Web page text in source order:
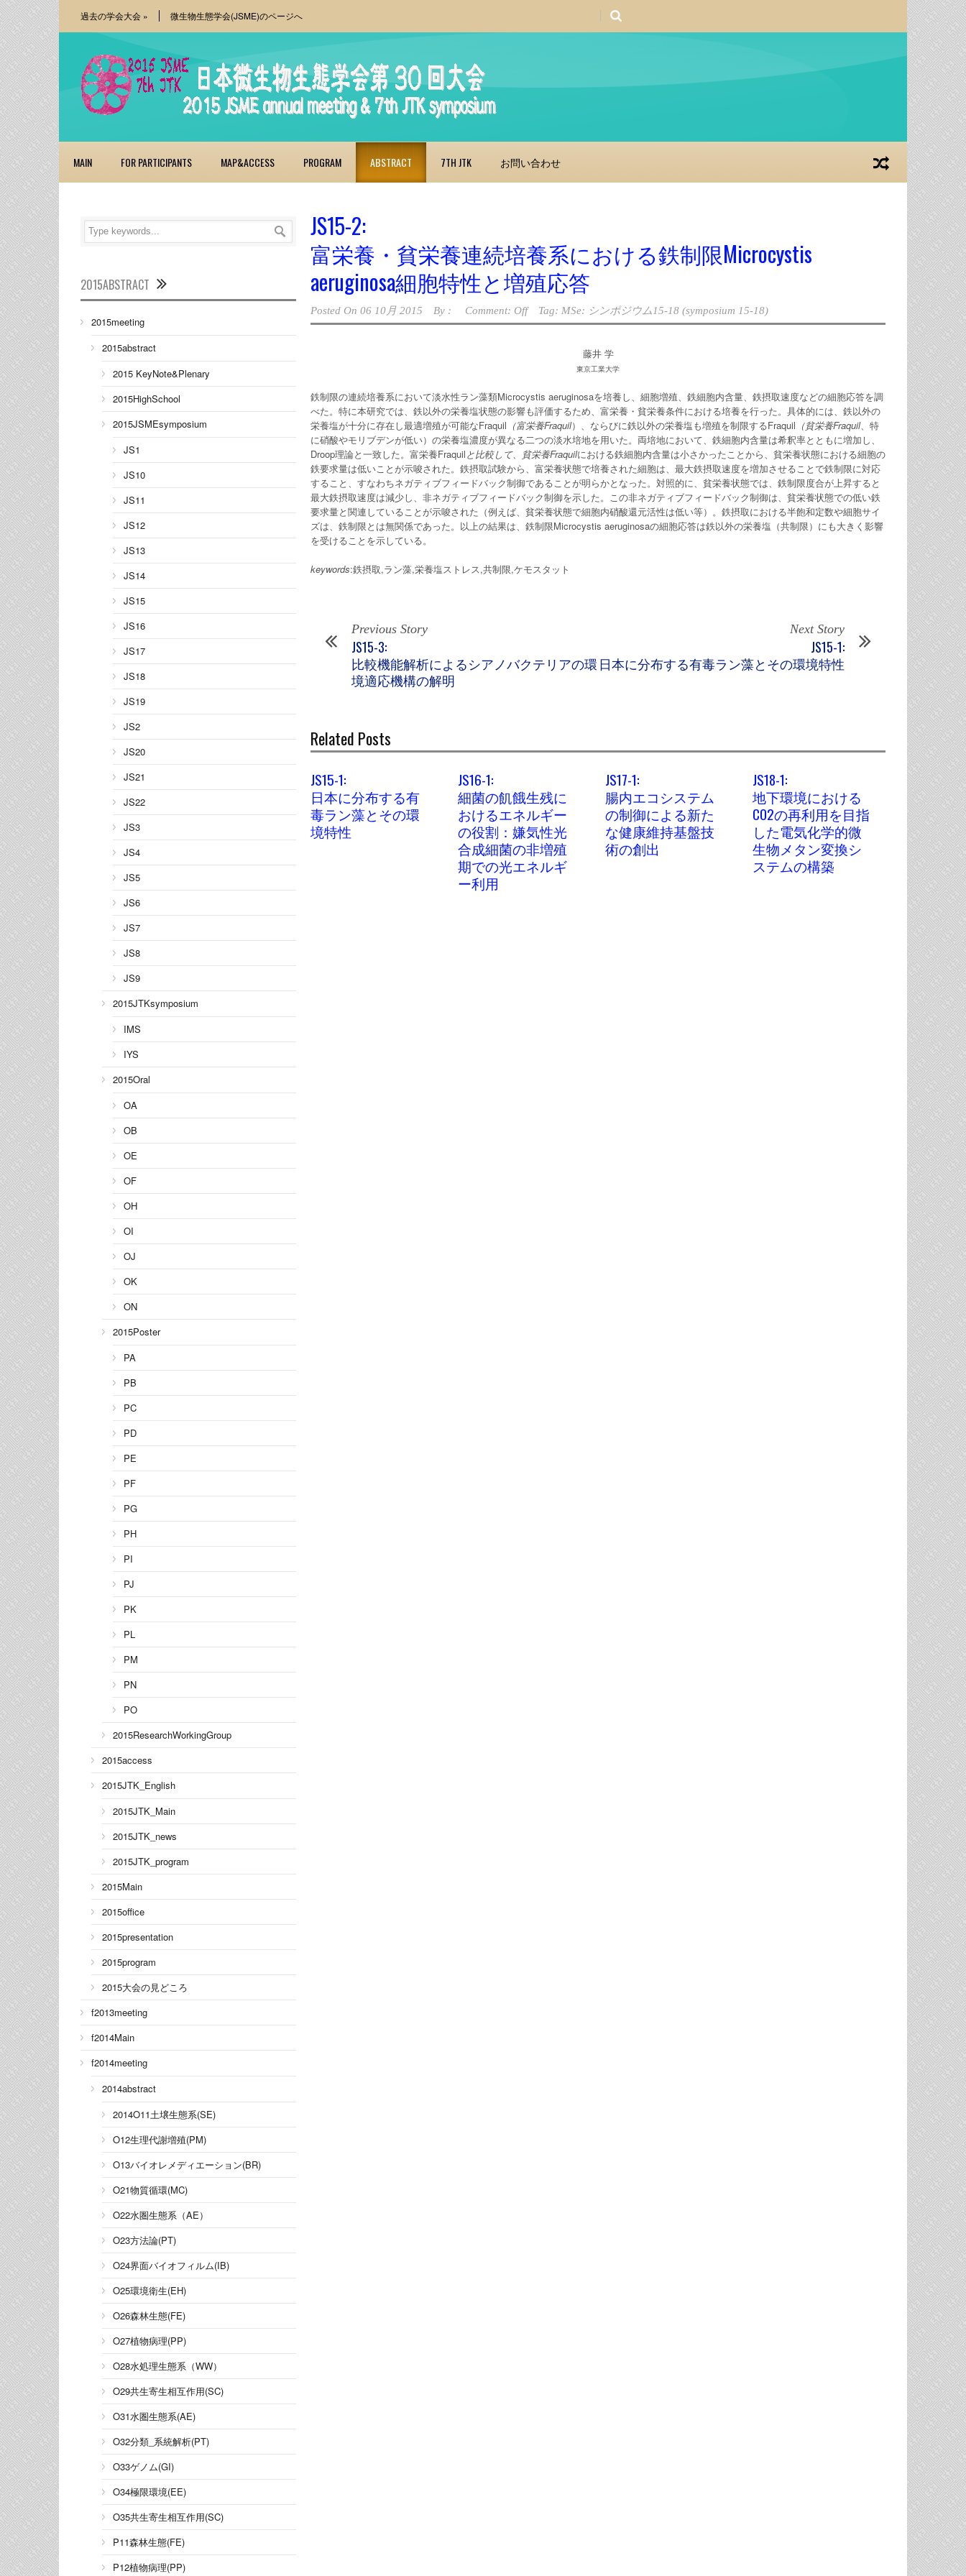
過去の学会大会 » 微生物生態学会(JSME)のページへ
MAIN FOR PARTICIPANTS MAP&ACCESS PROGRAM ABSTRACT 7TH JTK お問い合わせ
JS15-2:
富栄養・貧栄養連続培養系における鉄制限Microcystis
aeruginosa細胞特性と増殖応答
Posted On 06 10月 2015 By : Comment: Off Tag: MSe: シンポジウム15-18 (symposium 15-18)
藤井 学
東京工業大学
鉄制限の連続培養系において淡水性ラン藻類Microcystis aeruginosaを培養し、細胞増殖、鉄細胞内含量、鉄摂取速度などの細胞応答を調
べた。特に本研究では、鉄以外の栄養塩状態の影響も評価するため、富栄養・貧栄養条件における培養を行った。具体的には、鉄以外の
栄養塩が十分に存在し最適増殖が可能なFraquil （富栄養Fraquil）、ならびに鉄以外の栄養塩も増殖を制限するFraquil （貧栄養Fraquil、特
に硝酸やモリブデンが低い）の栄養塩濃度が異なる二つの淡水培地を用いた。両培地において、鉄細胞内含量は希釈率とともに増加し、
Droop理論と一致した。富栄養Fraquilと比較して、貧栄養Fraquilにおける鉄細胞内含量は小さかったことから、貧栄養状態における細胞の
鉄要求量は低いことが示唆された。鉄摂取試験から、富栄養状態で培養された細胞は、最大鉄摂取速度を増加させることで鉄制限に対応
すること、すなわちネガティブフィードバック制御であることが明らかとなった。対照的に、貧栄養状態では、鉄制限度合が上昇すると
最大鉄摂取速度は減少し、非ネガティブフィードバック制御を示した。この非ネガティブフィードバック制御は、貧栄養状態での低い鉄
要求量と関連していることが示唆された（例えば、貧栄養状態で細胞内硝酸還元活性は低い等）。鉄摂取における半飽和定数や細胞サイ
ズは、鉄制限とは無関係であった。以上の結果は、鉄制限Microcystis aeruginosaの細胞応答は鉄以外の栄養塩（共制限）にも大きく影響
を受けることを示している。
keywords:鉄摂取,ラン藻,栄養塩ストレス,共制限,ケモスタット
Previous Story
JS15-3:
比較機能解析によるシアノバクテリアの環
境適応機構の解明
Next Story
JS15-1:
日本に分布する有毒ラン藻とその環境特性
Related Posts
JS15-1:
日本に分布する有
毒ラン藻とその環
境特性
JS16-1:
細菌の飢餓生残に
おけるエネルギー
の役割：嫌気性光
合成細菌の非増殖
期での光エネルギ
ー利用
JS17-1:
腸内エコシステム
の制御による新た
な健康維持基盤技
術の創出
JS18-1:
地下環境における
CO2の再利用を目指
した電気化学的微
生物メタン変換シ
ステムの構築
2015ABSTRACT
2015meeting
2015abstract
2015 KeyNote&Plenary
2015HighSchool
2015JSMEsymposium
JS1
JS10
JS11
JS12
JS13
JS14
JS15
JS16
JS17
JS18
JS19
JS2
JS20
JS21
JS22
JS3
JS4
JS5
JS6
JS7
JS8
JS9
2015JTKsymposium
IMS
IYS
2015Oral
OA
OB
OE
OF
OH
OI
OJ
OK
ON
2015Poster
PA
PB
PC
PD
PE
PF
PG
PH
PI
PJ
PK
PL
PM
PN
PO
2015ResearchWorkingGroup
2015access
2015JTK_English
2015JTK_Main
2015JTK_news
2015JTK_program
2015Main
2015office
2015presentation
2015program
2015大会の見どころ
f2013meeting
f2014Main
f2014meeting
2014abstract
2014O11土壌生態系(SE)
O12生理代謝増殖(PM)
O13バイオレメディエーション(BR)
O21物質循環(MC)
O22水圏生態系（AE）
O23方法論(PT)
O24界面バイオフィルム(IB)
O25環境衛生(EH)
O26森林生態(FE)
O27植物病理(PP)
O28水処理生態系（WW）
O29共生寄生相互作用(SC)
O31水圏生態系(AE)
O32分類_系統解析(PT)
O33ゲノム(GI)
O34極限環境(EE)
O35共生寄生相互作用(SC)
P11森林生態(FE)
P12植物病理(PP)